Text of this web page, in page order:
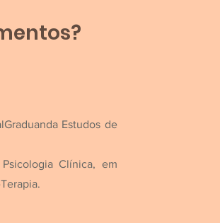
Graduanda Estudos de
Clínica, em